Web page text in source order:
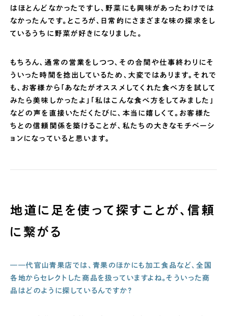
はほとんどなかったですし、野菜にも興味があったわけでは
なかったんです。ところが、日常的にさまざまな味の探求をし
ているうちに野菜が好きになりました。
もちろん、通常の営業をしつつ、その合間や仕事終わりにそ
ういった時間を捻出しているため、大変ではあります。それで
も、お客様から「あなたがオススメしてくれた食べ方を試して
みたら美味しかったよ」「私はこんな食べ方をしてみました」
などの声を直接いただくたびに、本当に嬉しくて。お客様た
ちとの信頼関係を築けることが、私たちの大きなモチベーシ
ョンになっていると思います。
地道に足を使って探すことが、信頼
に繋がる
——代官山青果店では、青果のほかにも加工食品など、全国
各地からセレクトした商品を扱っていますよね。そういった商
品はどのように探しているんですか？